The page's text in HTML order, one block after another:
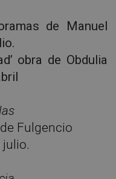
de Manuel
obra de Obdulia
Fulgencio
julio.